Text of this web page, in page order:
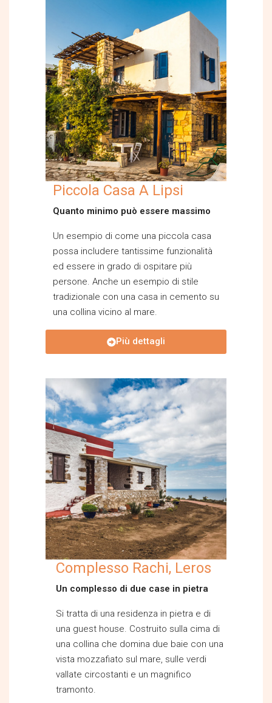
Piccola Casa A Lipsi
Quanto minimo può essere massimo
Un esempio di come una piccola casa
possa includere tantissime funzionalità
ed essere in grado di ospitare più
persone. Anche un esempio di stile
tradizionale con una casa in cemento su
una collina vicino al mare.
Più dettagli
Complesso Rachi, Leros
Un complesso di due case in pietra
Si tratta di una residenza in pietra e di
una guest house. Costruito sulla cima di
una collina che domina due baie con una
vista mozzafiato sul mare, sulle verdi
vallate circostanti e un magnifico
tramonto.